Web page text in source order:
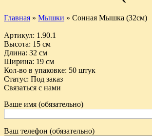
Главная » Мышки » Сонная Мышка (32см)
Артикул: 1.90.1
Высота: 15 см
Длина: 32 см
Ширина: 19 см
Кол-во в упаковке: 50 штук
Статус: Под заказ
Связаться с нами
Ваше имя (обязательно)
Ваш телефон (обязательно)